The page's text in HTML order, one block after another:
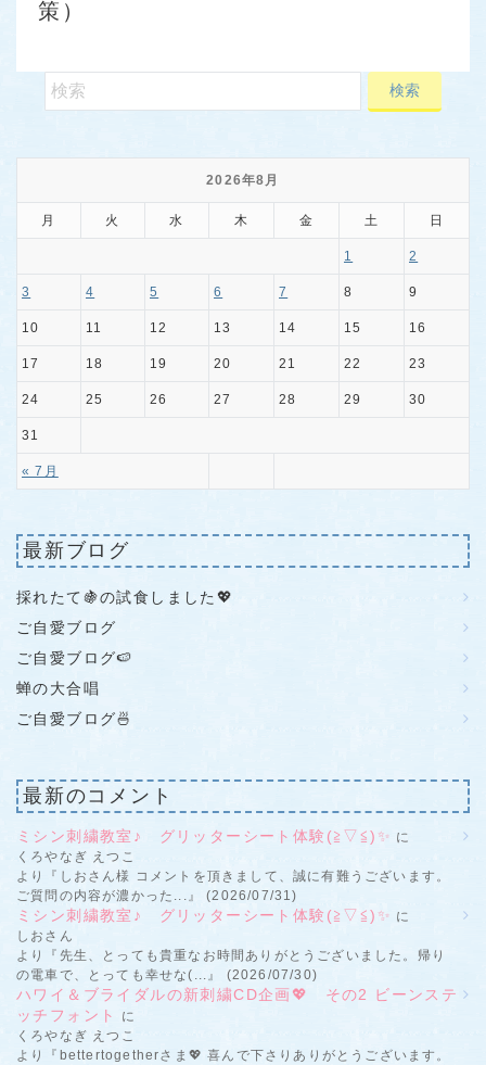
策）
2026年8月
月 火 水 木 金 土 日
« 7月
1 2
3 4 5 6 7 8 9
10 11 12 13 14 15 16
17 18 19 20 21 22 23
24 25 26 27 28 29 30
31
最新ブログ
採れたて🍇の試食しました💖
ご自愛ブログ
ご自愛ブログ🍉
蝉の大合唱
ご自愛ブログ🍜
最新のコメント
ミシン刺繍教室♪ グリッターシート体験(≧▽≦)✨ に
くろやなぎ えつこ
より『しおさん様 コメントを頂きまして、誠に有難うございます。
ご質問の内容が濃かった...』 (2026/07/31)
ミシン刺繍教室♪ グリッターシート体験(≧▽≦)✨ に
しおさん
より『先生、とっても貴重なお時間ありがとうございました。帰り
の電車で、とっても幸せな(...』 (2026/07/30)
ハワイ＆ブライダルの新刺繍CD企画💖 その2 ビーンステ
ッチフォント
に
くろやなぎ えつこ
より『bettertogetherさま💖 喜んで下さりありがとうございます。